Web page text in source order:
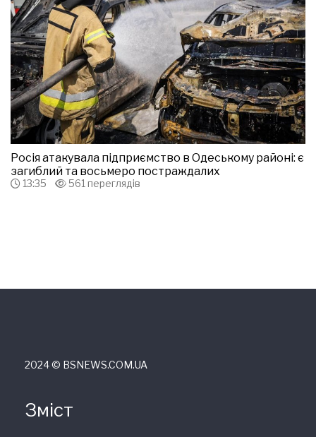
Росія атакувала підприємство в Одеському районі: є
загиблий та восьмеро постраждалих
13:35 561 переглядів
2024 © ВSNEWS.COM.UA
Зміст